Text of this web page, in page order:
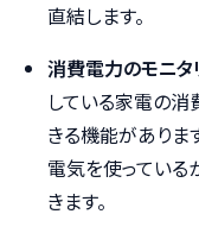
直結します。
消費電力のモニタ
している家電の消
きる機能がありま
電気を使っている
きます。